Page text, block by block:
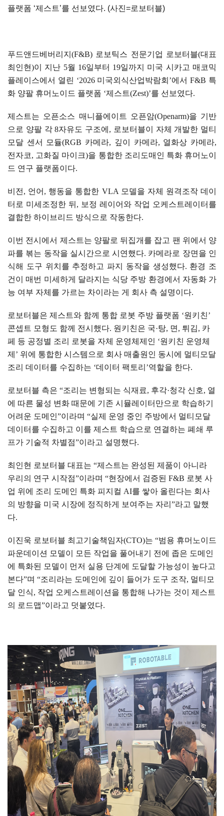
플랫폼 ‘제스트’를 선보였다. (사진=로보터블)
푸드앤드베버리지 (F&B) 로보틱스 전문기업 로보터블(대표
최인현)이 지난 5월 16일부터 19일까지 미국 시카고 매코믹
플레이스에서 열린 ‘2026 미국외식산업박람회 ’에서F&B 특
화 양팔 휴머노이드 플랫폼 ‘제스트(Zest)’를 선보였다.
제스트는 오픈소스 매니플에이트 오픈암(Openarm)을 기반
으로 양팔 각8자유도 구조에 , 로보터블이 자체 개발한 멀티
모달 센서 모듈(RGB 카메라, 깊이 카메라, 열화상 카메라,
전자코, 고화질 마이크)을 통합한 조리도매인 특화 휴머노이
드 연구 플랫폼이다.
비전 , 언어 , 행동을 통합한 VLA 모델을 자체 원격조작 데이
터로 미세조정한 뒤 , 보정 레이어와 작업 오케스트레이터를
결합한 하이브리드 방식으로 작동한다.
이번 전시에서 제스트는 양팔로 뒤집개를 잡고 팬 위에서 양
파를 볶는 동작을 실시간으로 시연했다. 카메라로 장면을 인
식해 도구 위치를 추정하고 파지 동작을 생성했다. 환경 조
건이 매번 미세하게 달라지는 식당 주방 환경에서 자동화 가
능 여부 자체를 가르는 차이라는 게 회사 측 설명이다.
로보터블은 제스트와 함께 통합 로봇 주방 플랫폼 ‘원키친’
콘셉트 모형도 함께 전시했다. 원키친은 국·탕, 면 , 튀김, 카
페 등 공정별 조리 로봇을 자체 운영체제인 ‘원키친 운영체
제 ’ 위에 통합한 시스템으로 회사 매출원인 동시에 멀티모달
조리 데이터를 수집하는 ‘데이터 팩토리 ’역할을 한다.
로보터블 측은 “조리는 변형되는 식재료, 후각·청각 신호, 열
에 따른 물성 변화 때문에 기존 시뮬레이터만으로 학습하기
어려운 도메인”이라며 “실제 운영 중인 주방에서 멀티모달
데이터를 수집하고 이를 제스트 학습으로 연결하는 폐쇄 루
프가 기술적 차별점”이라고 설명했다.
최인현 로보터블 대표는 “제스트는 완성된 제품이 아니라
우리의 연구 시작점”이라며 “현장에서 검증된 F&B 로봇 사
업 위에 조리 도메인 특화 피지컬 AI를 쌓아 올린다는 회사
의 방향을 미국 시장에 정직하게 보여주는 자리 ”라고 말했
다.
이진욱 로보터블 최고기술책임자(CTO)는 “범용 휴머노이드
파운데이션 모델이 모든 작업을 풀어내기 전에 좁은 도메인
에 특화된 모델이 먼저 실용 단계에 도달할 가능성이 높다고
본다”며 “조리라는 도메인에 깊이 들어가 도구 조작, 멀티모
달 인식, 작업 오케스트레이션을 통합해 나가는 것이 제스트
의 로드맵”이라고 덧붙였다.